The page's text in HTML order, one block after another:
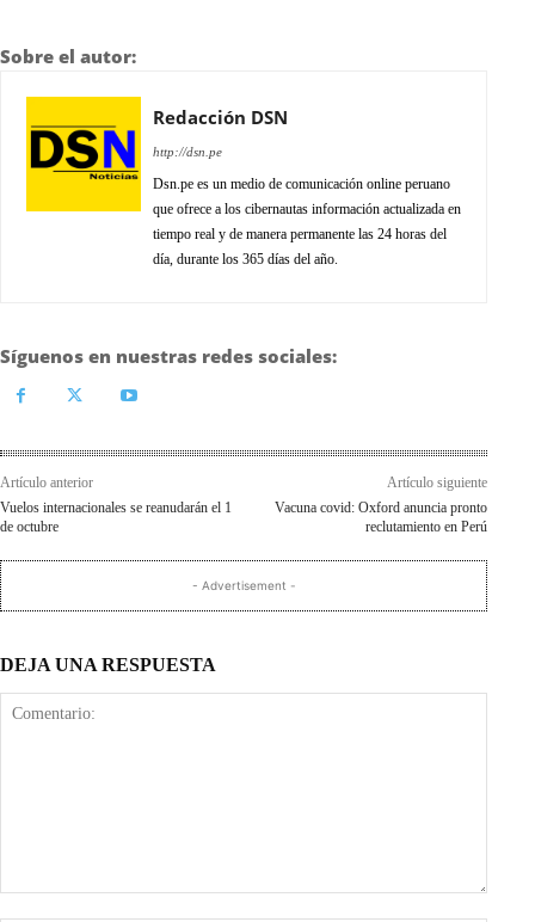
Sobre el autor:
Redacción DSN
http://dsn.pe
Dsn.pe es un medio de comunicación online peruano
que ofrece a los cibernautas información actualizada en
tiempo real y de manera permanente las 24 horas del
día, durante los 365 días del año.
Síguenos en nuestras redes sociales:
Artículo anterior
Vuelos internacionales se reanudarán el 1
de octubre
Artículo siguiente
Vacuna covid: Oxford anuncia pronto
reclutamiento en Perú
- Advertisement -
DEJA UNA RESPUESTA